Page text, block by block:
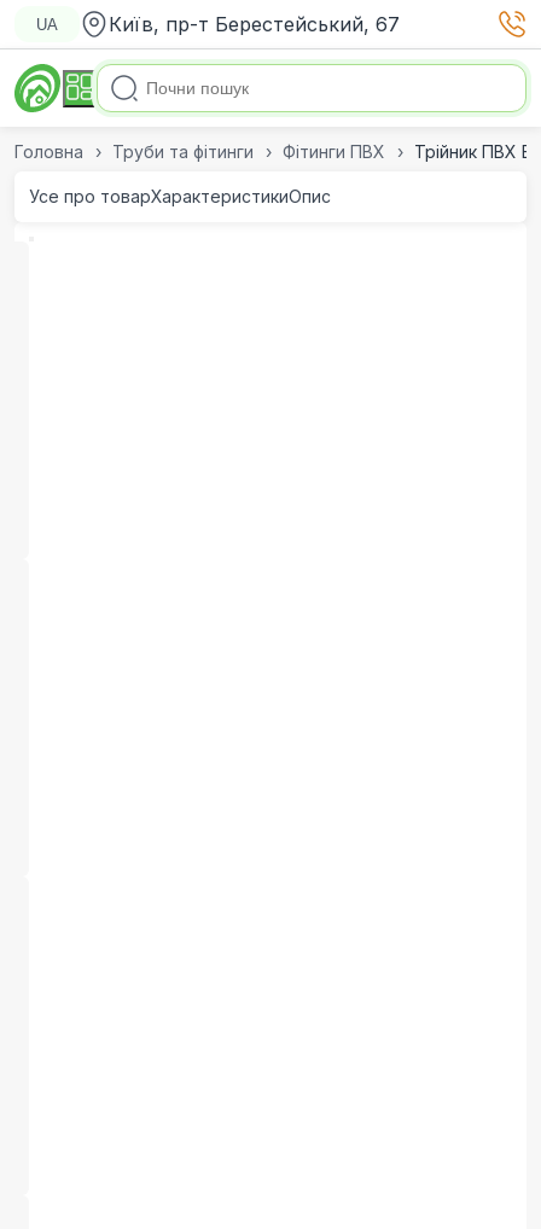
UA Київ, пр-т Берестейський, 67
Головна Труби та фітинги Фітинги ПВХ Трійник ПВХ
Усе про товарХарактеристикиОпис